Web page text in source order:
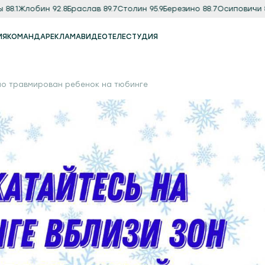
Жлобин 92.8Браслав 89.7Столин 95.9Березино 88.7Осиповичи 89.9
КОМАНДАРЕКЛАМАВИДЕОТЕЛЕСТУДИЯ
травмирован ребенок на тюбинге